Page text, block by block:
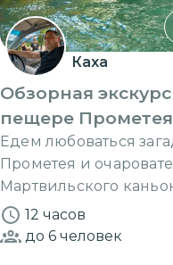
Каха
Обзорная
пещере
Мартвили
Едем любоваться
Прометея и
Мартвильского
12 часов
до 6 человек